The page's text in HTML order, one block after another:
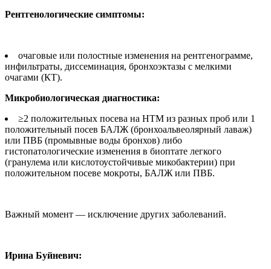
Рентгенологические симптомы:
очаговые или полостные изменения на рентгенограмме,
инфильтраты, диссеминация, бронхоэктазы с мелкими
очагами (КТ).
Микробиологическая диагностика:
≥2 положительных посева на НТМ из разных проб или 1
положительный посев БАЛЖ (бронхоальвеолярный лаваж)
или ПВБ (промывные воды бронхов) либо
гистопатологические изменения в биоптате легкого
(гранулема или кислотоустойчивые микобактерии) при
положительном посеве мокроты, БАЛЖ или ПВБ.
Важный момент — исключение других заболеваний.
Ирина Буйневич: